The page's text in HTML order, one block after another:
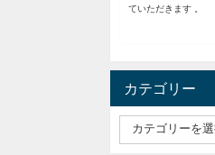
ていただきます 。
カテゴリー